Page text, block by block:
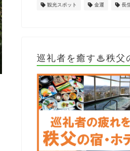
観光スポット 金運 長
巡礼者を癒す♨秩父